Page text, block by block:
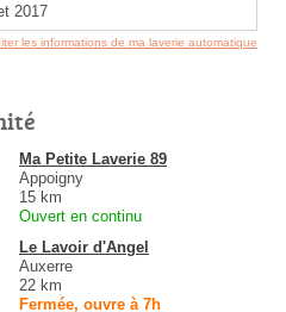
2017
les informations de ma laverie automatique
Ma Petite Laverie 89
Appoigny
15 km
Ouvert en continu
Le Lavoir d'Angel
Auxerre
22 km
Fermée, ouvre à 7h